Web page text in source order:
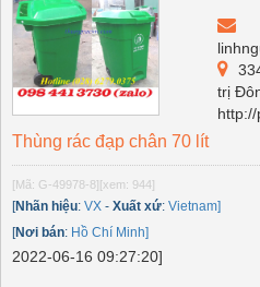
trị
Thùng rác đạp chân 70 lít
[Mã: G-49978-8][xem: 944]
[Nhãn hiệu: VX - Xuất xứ: Vietnam]
[Nơi bán: Hồ Chí Minh]
2022-06-16 09:27:20]